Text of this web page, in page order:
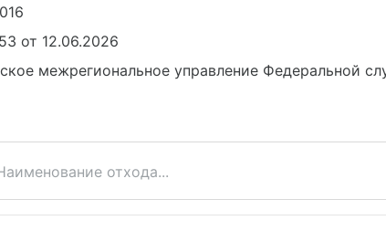
от 12.06.2026
межрегиональное управление Федеральной
отхода...